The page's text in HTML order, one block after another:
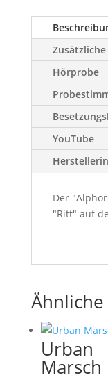
Hörprobe
YouTube
Der
"Ritt" auf
Urban
Marsch